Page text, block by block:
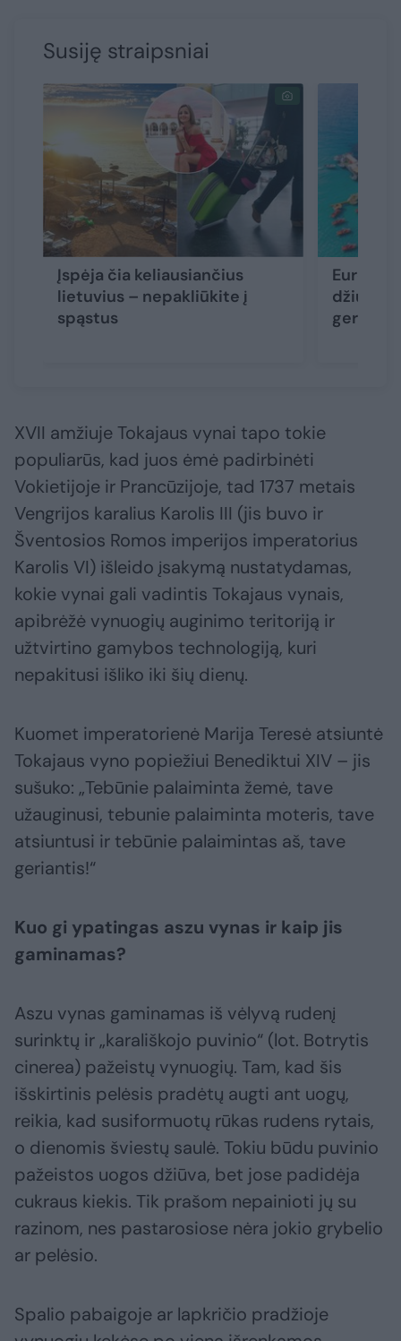
Susiję straipsniai
Įspėja čia keliausiančius
lietuvius – nepakliūkite į
spąstus
Europos
gerokai
XVII amžiuje Tokajaus vynai tapo tokie
populiarūs, kad juos ėmė padirbinėti
Vokietijoje ir Prancūzijoje, tad 1737 metais
Vengrijos karalius Karolis III (jis buvo ir
Šventosios Romos imperijos imperatorius
Karolis VI) išleido įsakymą nustatydamas,
kokie vynai gali vadintis Tokajaus vynais,
apibrėžė vynuogių auginimo teritoriją ir
užtvirtino gamybos technologiją, kuri
nepakitusi išliko iki šių dienų.
Kuomet imperatorienė Marija Teresė atsiuntė
Tokajaus vyno popiežiui Benediktui XIV – jis
sušuko: „Tebūnie palaiminta žemė, tave
užauginusi, tebunie palaiminta moteris, tave
atsiuntusi ir tebūnie palaimintas aš, tave
geriantis!“
Kuo gi ypatingas aszu vynas ir kaip jis
gaminamas?
Aszu vynas gaminamas iš vėlyvą rudenį
surinktų ir „karališkojo puvinio“ (lot. Botrytis
cinerea) pažeistų vynuogių. Tam, kad šis
išskirtinis pelėsis pradėtų augti ant uogų,
reikia, kad susiformuotų rūkas rudens rytais,
o dienomis šviestų saulė. Tokiu būdu puvinio
pažeistos uogos džiūva, bet jose padidėja
cukraus kiekis. Tik prašom nepainioti jų su
razinom, nes pastarosiose nėra jokio grybelio
ar pelėsio.
Spalio pabaigoje ar lapkričio pradžioje